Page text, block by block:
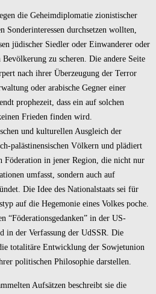
die Geheimdiplomatie zionistischer
Sonderinteressen durchsetzen wollten,
jüdischer Siedler oder Einwanderer oder
Bevölkerung zu scheren. Die andere Seite
nach ihrer Überzeugung der Terror
oder arabische Gegner einer
prophezeit, dass ein auf solchen
Frieden finden wird.
und kulturellen Ausgleich der
palästinensischen Völkern und plädiert
Föderation in jener Region, die nicht nur
umfasst, sondern auch auf
Die Idee des Nationalstaats sei für
auf die Hegemonie eines Volkes poche.
“Föderationsgedanken” in der US-
in der Verfassung der UdSSR. Die
totalitäre Entwicklung der Sowjetunion
politischen Philosophie darstellen.
Aufsätzen beschreibt sie die